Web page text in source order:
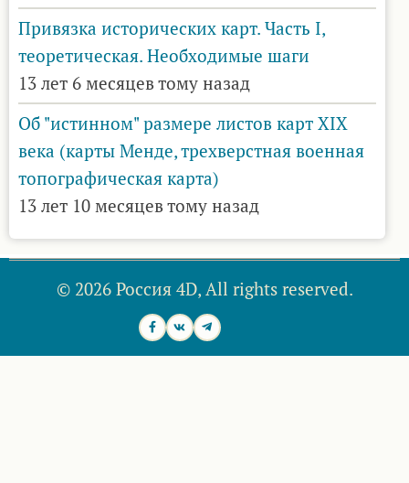
Привязка исторических карт. Часть I,
теоретическая. Необходимые шаги
13 лет 6 месяцев тому назад
Об "истинном" размере листов карт XIX
века (карты Менде, трехверстная военная
топографическая карта)
13 лет 10 месяцев тому назад
© 2026 Россия 4D, All rights reserved.